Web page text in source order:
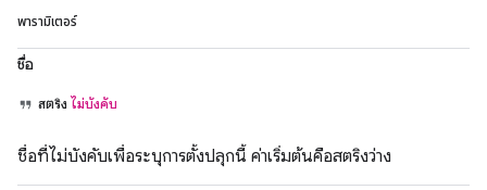
พารามิเตอร์
ชื่อ
สตริง ไม่บังคับ
ชื่อที่ไม่บังคับเพื่อระบุการตั้งปลุกนี้ ค่าเริ่มต้นคือสตริงว่าง